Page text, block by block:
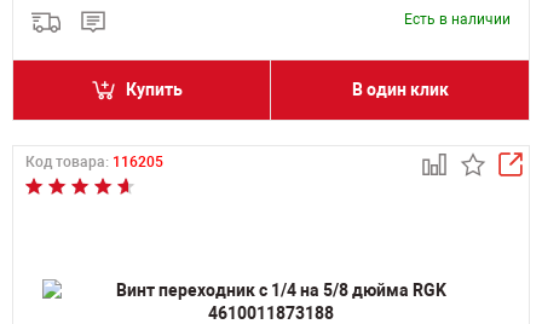
Есть в наличии
Купить В один клик
Код товара: 116205